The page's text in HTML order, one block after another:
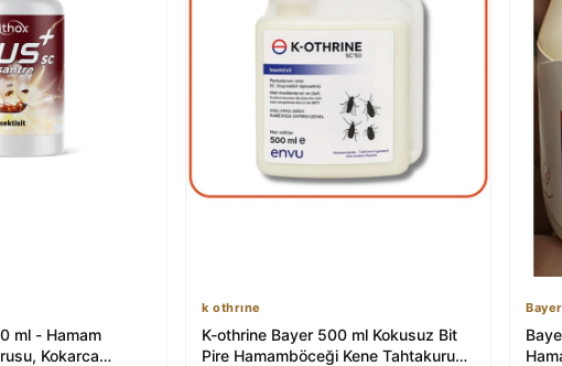
ml - Hamam
Kokarca
k othrıne
K-othrine Bayer 500 ml Kokusuz Bit
Pire Hamamböceği Kene Tahtakurusu
Bayer